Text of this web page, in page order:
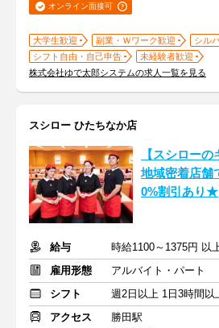
オンライン面接可
大学生歓迎 副業・Ｗワーク歓迎
シル
シフト自由・自己申告
未経験者歓迎
株式会社ゆで太郎システムの求人一覧を見る
スシロー ひたちなか店
【スシロー
地域密着店舗
0%割引あり★
給与
時給1100～1375円
雇用形態
アルバイト・パート
シフト
週2日以上 1日3時間以
アクセス
勝田駅